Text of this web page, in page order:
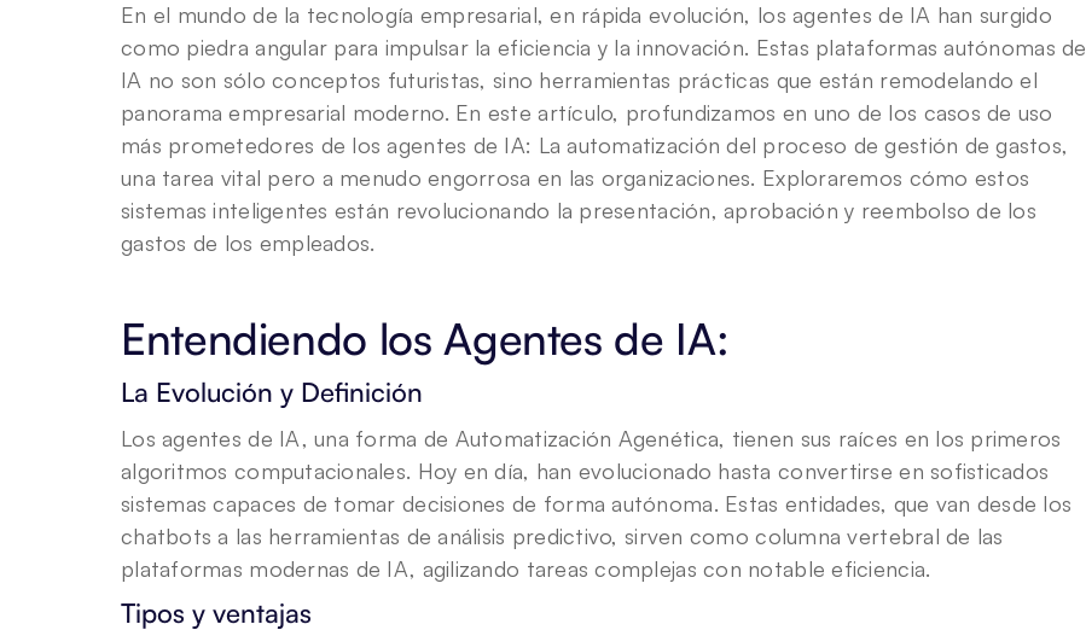
En el mundo de la tecnología empresarial, en rápida evolución, los agentes de IA han surgido
como piedra angular para impulsar la eficiencia y la innovación. Estas plataformas autónomas de
IA no son sólo conceptos futuristas, sino herramientas prácticas que están remodelando el
panorama empresarial moderno. En este artículo, profundizamos en uno de los casos de uso
más prometedores de los agentes de IA: La automatización del proceso de gestión de gastos,
una tarea vital pero a menudo engorrosa en las organizaciones. Exploraremos cómo estos
sistemas inteligentes están revolucionando la presentación, aprobación y reembolso de los
gastos de los empleados.
Entendiendo los Agentes de IA:
La Evolución y Definición
Los agentes de IA, una forma de Automatización Agenética, tienen sus raíces en los primeros
algoritmos computacionales. Hoy en día, han evolucionado hasta convertirse en sofisticados
sistemas capaces de tomar decisiones de forma autónoma. Estas entidades, que van desde los
chatbots a las herramientas de análisis predictivo, sirven como columna vertebral de las
plataformas modernas de IA, agilizando tareas complejas con notable eficiencia.
Tipos y ventajas